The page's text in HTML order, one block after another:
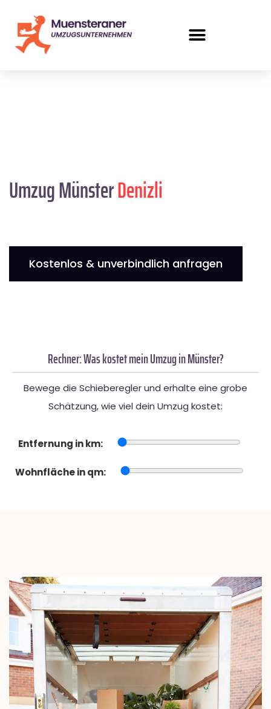
Umzug MünsterDenizli
Kostenlos & unverbindlich anfragen
Rechner: Was kostet mein Umzug in Münster?
Bewege die Schieberegler und erhalte eine grobe
Schätzung, wie viel dein Umzug kostet:
Entfernung in km:
Wohnfläche in qm: